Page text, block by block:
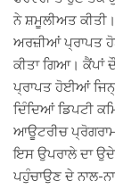
ਨੇ ਸ਼ਮੂਲੀਅਤ
ਅਰਜ਼ੀਆਂ ਪ੍ਰਾਪਤ
ਕੀਤਾ ਗਿਆ। ਕੈਂਪਾਂ
ਪ੍ਰਾਪਤ ਹੋਈਆਂ
ਦਿੰਦਿਆਂ ਡਿਪਟੀ
ਆਊਟਰੀਚ ਪ੍ਰੋਗਰਾਮ
ਇਸ ਉਪਰਾਲੇ ਦਾ
ਪਹੁੰਚਾਉਣ ਦੇ ਨਾਲ-